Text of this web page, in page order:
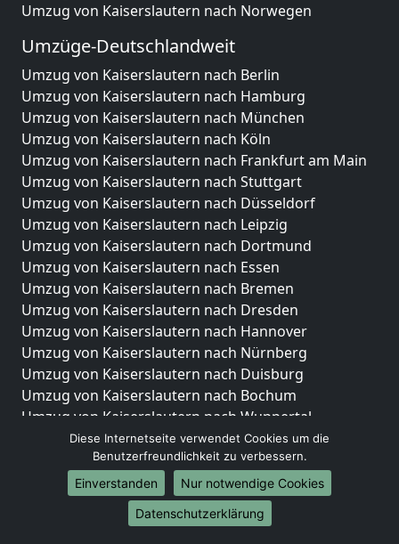
Umzug von Kaiserslautern nach Norwegen
Umzüge-Deutschlandweit
Umzug von Kaiserslautern nach Berlin
Umzug von Kaiserslautern nach Hamburg
Umzug von Kaiserslautern nach München
Umzug von Kaiserslautern nach Köln
Umzug von Kaiserslautern nach Frankfurt am Main
Umzug von Kaiserslautern nach Stuttgart
Umzug von Kaiserslautern nach Düsseldorf
Umzug von Kaiserslautern nach Leipzig
Umzug von Kaiserslautern nach Dortmund
Umzug von Kaiserslautern nach Essen
Umzug von Kaiserslautern nach Bremen
Umzug von Kaiserslautern nach Dresden
Umzug von Kaiserslautern nach Hannover
Umzug von Kaiserslautern nach Nürnberg
Umzug von Kaiserslautern nach Duisburg
Umzug von Kaiserslautern nach Bochum
Umzug von Kaiserslautern nach Wuppertal
Umzug von Kaiserslautern nach Bielefeld
Umzug von Kaiserslautern nach Bonn
Umzug von Kaiserslautern nach Münster
Internationale-Umzüge
Diese Internetseite verwendet Cookies um die
Benutzerfreundlichkeit zu verbessern.
Einverstanden
Nur notwendige Cookies
Datenschutzerklärung